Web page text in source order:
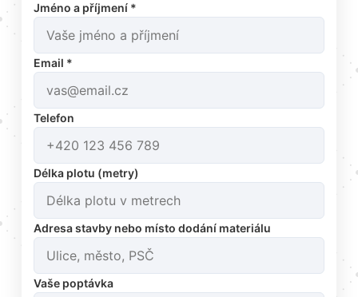
Jméno a příjmení *
Email *
Telefon
Délka plotu (metry)
Adresa stavby nebo místo dodání materiálu
Vaše poptávka